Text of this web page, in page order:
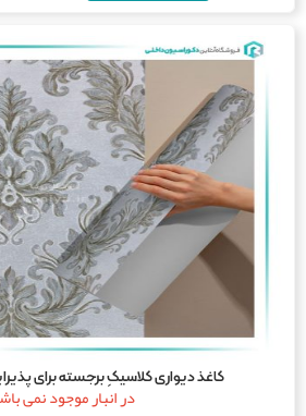
کاغذ دیواری کلاسیکِ برجسته برای پذیرایی کد 99100608
در انبار موجود نمی باشد